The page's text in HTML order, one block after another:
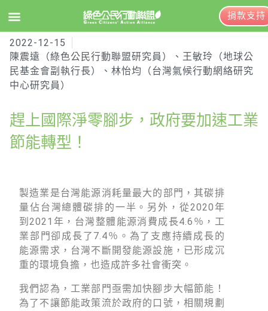
綠盟簡介
大事記
聯絡資訊
捐款徵信
年度報告與財報
綠盟倡議
廢除核電
EN
捐款支持
2022-12-15
陳震遠（綠色公民行動聯盟研究員）、王敏玲（地球公
民基金會副執行長）、林怡均（台灣氣候行動網絡研究
中心研究員）
趕上國際淨零腳步，政府要加速工業
節能轉型！
製造業是台灣能源消耗量最大的部門，其碳排
量佔台灣總體碳排的一半。另外，從2020年
到2021年，台灣整體能源消費成長4.6％，工
業部門卻成長了7.4％。為了支應持續成長的
能源需求，台灣不斷開發能源設施，已形成沉
重的環境負擔，也造成許多社會衝突。
我們認為，工業部門亟需加快腳步大幅節能！
為了不讓節能政策流於政府的口號，相關規劃